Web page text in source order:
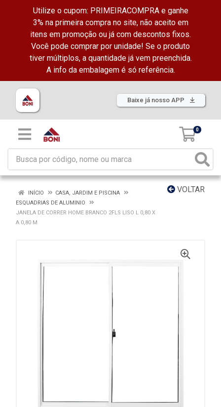
Utilize o cupom: PRIMEIRACOMPRA e ganhe
3% na primeira compra no site, não aceito em
itens em promoção ou já com descontos fixos.
Você pode comprar por unidade! Se o produto
tiver múltiplos, a quantidade já vem preenchida.
A info da embalagem é só referência.
Baixe já nosso APP
0
VOLTAR
INÍCIO
CASA, JARDIM E PISCINA
ESQUADRIAS DE ALUMINIO
JANELA DE CORRER HOME BRANCO 2FLS LISO L 0,80 X
A 0,80 M